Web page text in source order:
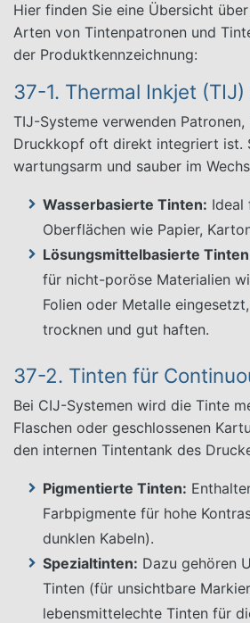
Hier finden Sie eine Übersicht
Arten von Tintenpatronen und
der Produktkennzeichnung:
37-1. Thermal Inkjet
TIJ-Systeme verwenden
Druckkopf oft direkt integriert ist.
wartungsarm und sauber im
Wasserbasierte Tinten: Ideal
Oberflächen wie Papier,
Lösungsmittelbasierte
für nicht-poröse Materialien
Folien oder Metalle
trocknen und gut haften.
37-2. Tinten für
Bei CIJ-Systemen wird die Tinte
Flaschen oder geschlossenen
den internen Tintentank des
Pigmentierte Tinten:
Farbpigmente für hohe
dunklen Kabeln).
Spezialtinten: Dazu gehören
Tinten (für unsichtbare
lebensmittelechte Tinten für